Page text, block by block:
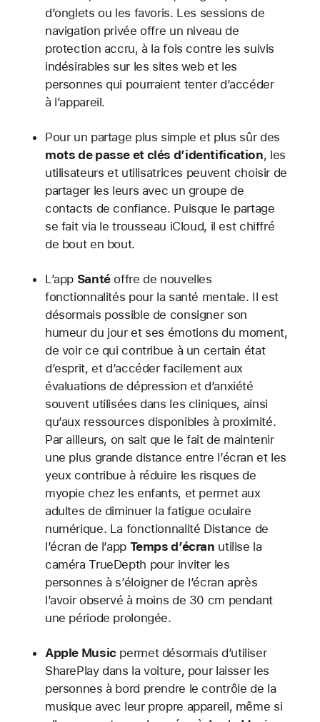
d’onglets ou les favoris. Les sessions de
navigation privée offre un niveau de
protection accru, à la fois contre les suivis
indésirables sur les sites web et les
personnes qui pourraient tenter d’accéder
à l’appareil.
Pour un partage plus simple et plus sûr des
mots de passe et clés d’identification, les
utilisateurs et utilisatrices peuvent choisir de
partager les leurs avec un groupe de
contacts de confiance. Puisque le partage
se fait via le trousseau iCloud, il est chiffré
de bout en bout.
L’app Santéoffre de nouvelles
fonctionnalités pour la santé mentale. Il est
désormais possible de consigner son
humeur du jour et ses émotions du moment,
de voir ce qui contribue à un certain état
d’esprit, et d’accéder facilement aux
évaluations de dépression et d’anxiété
souvent utilisées dans les cliniques, ainsi
qu’aux ressources disponibles à proximité.
Par ailleurs, on sait que le fait de maintenir
une plus grande distance entre l’écran et les
yeux contribue à réduire les risques de
myopie chez les enfants, et permet aux
adultes de diminuer la fatigue oculaire
numérique. La fonctionnalité Distance de
l’écran de l’app Temps d’écran utilise la
caméra TrueDepth pour inviter les
personnes à s’éloigner de l’écran après
l’avoir observé à moins de 30 cm pendant
une période prolongée.
Apple Music permet désormais d’utiliser
SharePlay dans la voiture, pour laisser les
personnes à bord prendre le contrôle de la
musique avec leur propre appareil, même si